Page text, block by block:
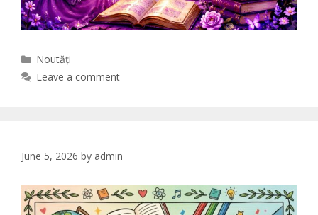
Categories
Noutăți
Leave a comment
June 5, 2026 by admin